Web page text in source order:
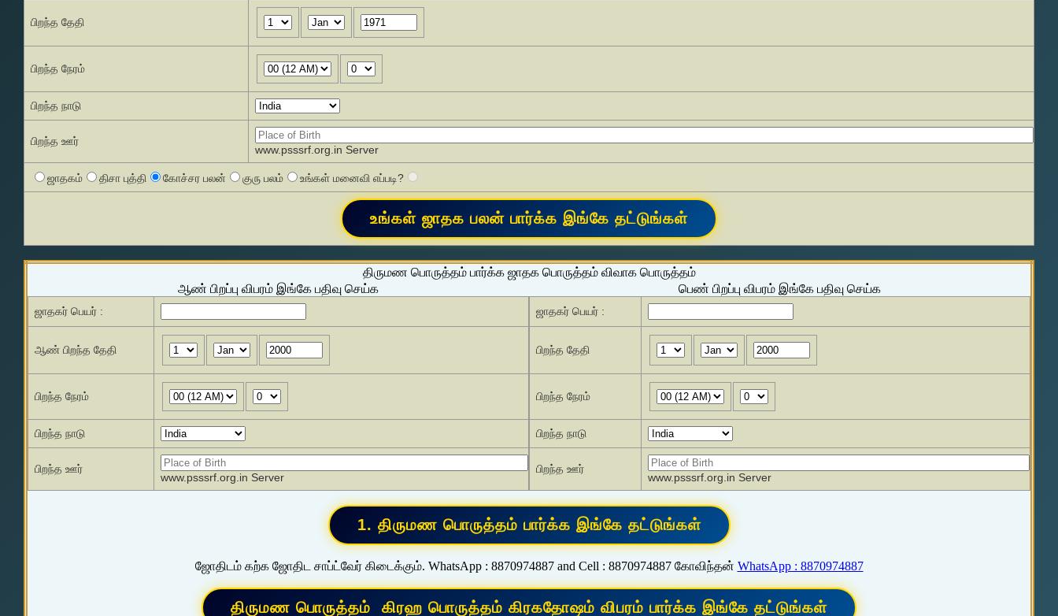
பிறந்த தேதி
பிறந்த நேரம்
பிறந்த நாடு
பிறந்த ஊர்
www.psssrf.org.in Server
ஜாதகம் திசா புத்தி கோச்சர பலன் குரு பலம் உங்கள் மனைவி எப்படி?
திருமண பொருத்தம் பார்க்க ஜாதக பொருத்தம் விவாக பொருத்தம்
ஆண் பிறப்பு விபரம் இங்கே பதிவு செய்க
பெண் பிறப்பு விபரம் இங்கே பதிவு செய்க
ஜாதகர் பெயர் :
ஆண் பிறந்த தேதி
பிறந்த நேரம்
பிறந்த நாடு
பிறந்த ஊர்
www.psssrf.org.in Server
ஜாதகர் பெயர் :
பிறந்த தேதி
பிறந்த நேரம்
பிறந்த நாடு
பிறந்த ஊர்
www.psssrf.org.in Server
ஜோதிடம் கற்க ஜோதிட சாப்ட்வேர் கிடைக்கும். WhatsApp : 8870974887 and Cell : 8870974887 கோவிந்தன் WhatsApp : 8870974887